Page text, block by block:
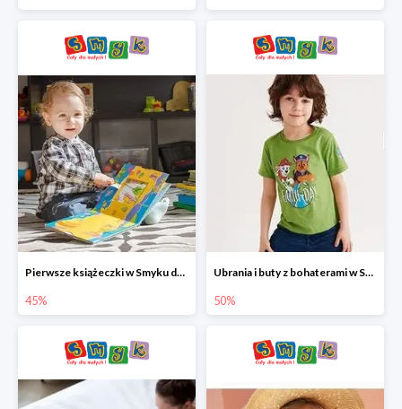
Pierwsze książeczki w Smyku do -45%
45%
Ubrania i buty z bohaterami w Smyku do -50%
50%